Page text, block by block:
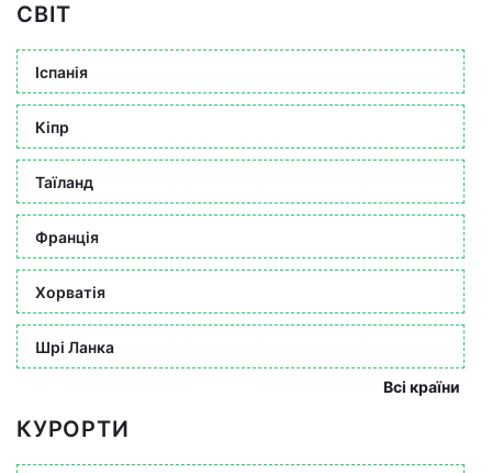
СВІТ
Іспанія
Кіпр
Таїланд
Франція
Хорватія
Шрі Ланка
Всі країни
КУРОРТИ